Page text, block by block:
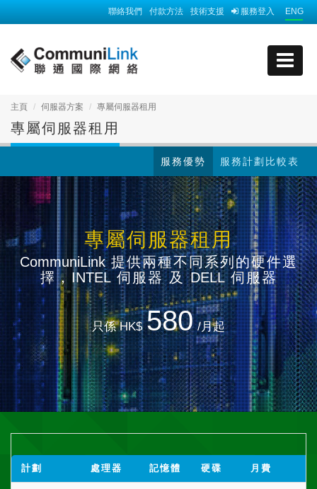
ENG
服務登入
技術支援
付款方法
聯絡我們
主頁 伺服器方案 專屬伺服器租用
專屬伺服器租用
服務計劃比較表
服務優勢
專屬伺服器租用
CommuniLink提供兩種不同系列的硬件選
擇，INTEL伺服器 及DELL伺服器
只係 HK$ 580 /月起
計劃 處理器 記憶體 硬碟 月費